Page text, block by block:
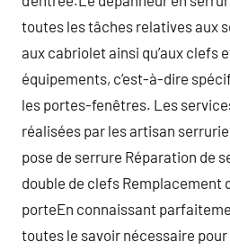
toutes les tâches relatives aux
aux cabriolet ainsi qu’aux clefs
équipements, c’est-à-dire
les portes-fenêtres. Les
réalisées par les artisan
pose de serrure Réparation de
double de clefs Remplacement
porteEn connaissant
toutes le savoir nécessaire